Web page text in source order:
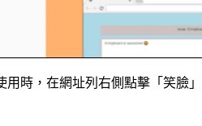
用時，在網址列右側點擊「笑臉